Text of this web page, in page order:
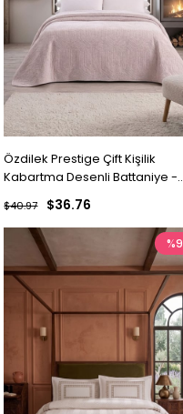
Özdilek Prestige Çift Kişilik
Kabartma Desenli Battaniye -
KRİSTAL GRİ
$36.76
$40.97
%9